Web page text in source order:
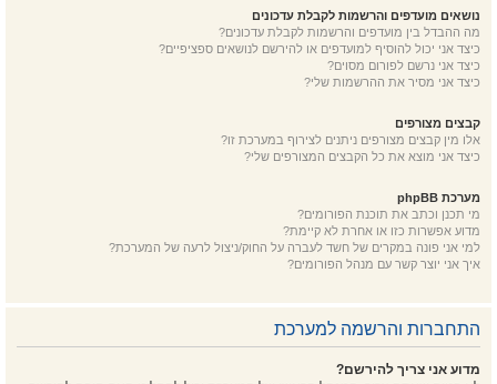
נושאים מועדפים והרשמות לקבלת עדכונים
מה ההבדל בין מועדפים והרשמות לקבלת עדכונים?
כיצד אני יכול להוסיף למועדפים או להירשם לנושאים ספציפיים?
כיצד אני נרשם לפורום מסוים?
כיצד אני מסיר את ההרשמות שלי?
קבצים מצורפים
אלו מין קבצים מצורפים ניתנים לצירוף במערכת זו?
כיצד אני מוצא את כל הקבצים המצורפים שלי?
מערכת phpBB
מי תכנן וכתב את תוכנת הפורומים?
מדוע אפשרות כזו או אחרת לא קיימת?
למי אני פונה במקרים של חשד לעברה על החוק/ניצול לרעה של המערכת?
איך אני יוצר קשר עם מנהל הפורומים?
התחברות והרשמה למערכת
מדוע אני צריך להירשם?